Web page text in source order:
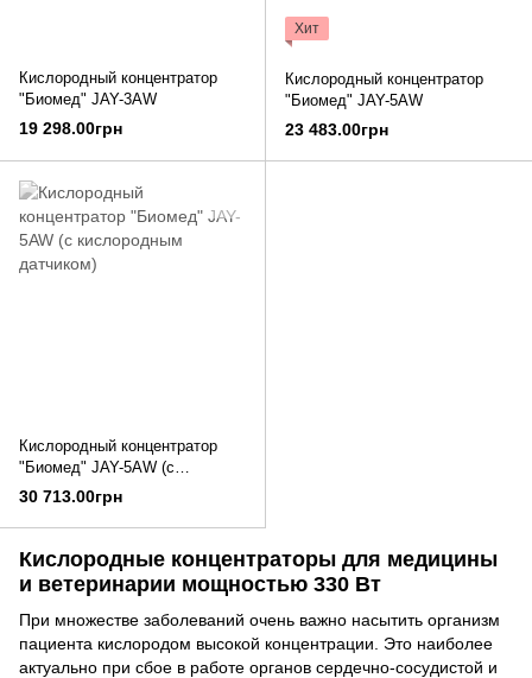
Кислородный концентратор
"Биомед" JAY-3AW
19 298.00грн
Хит
Кислородный концентратор
"Биомед" JAY-5AW
23 483.00грн
Кислородный концентратор
"Биомед" JAY-5AW (c
кислородным датчиком)
30 713.00грн
Кислородные концентраторы для медицины
и ветеринарии мощностью 330 Вт
При множестве заболеваний очень важно насытить организм
пациента кислородом высокой концентрации. Это наиболее
актуально при сбое в работе органов сердечно-сосудистой и